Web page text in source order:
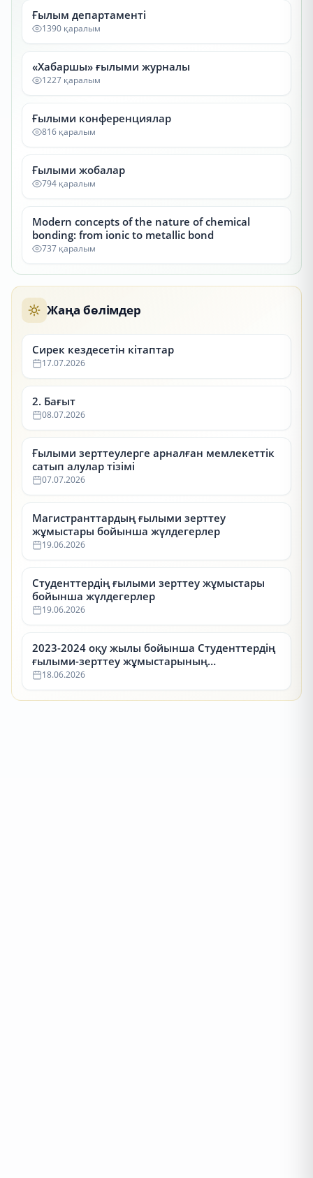
Ғылым департаменті
1390 қаралым
«Хабаршы» ғылыми журналы
1227 қаралым
Ғылыми конференциялар
816 қаралым
Ғылыми жобалар
794 қаралым
Modern concepts of the nature of chemical
bonding: from ionic to metallic bond
737 қаралым
Жаңа бөлімдер
Сирек кездесетін кітаптар
17.07.2026
2. Бағыт
08.07.2026
Ғылыми зерттеулерге арналған мемлекеттік
сатып алулар тізімі
07.07.2026
Магистранттардың ғылыми зерттеу
жұмыстары бойынша жүлдегерлер
19.06.2026
Студенттердің ғылыми зерттеу жұмыстары
бойынша жүлдегерлер
19.06.2026
2023-2024 оқу жылы бойынша Студенттердің
ғылыми-зерттеу жұмыстарының
республикалық конкурсының (СҒЗЖ)
18.06.2026